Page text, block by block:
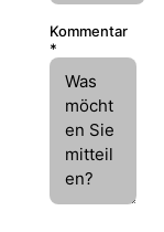
Kommentar
*